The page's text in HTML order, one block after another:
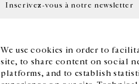
We use cookies in order to
site, to share content on social
platforms, and to establish
Inscrivez-vous à notre newsletter